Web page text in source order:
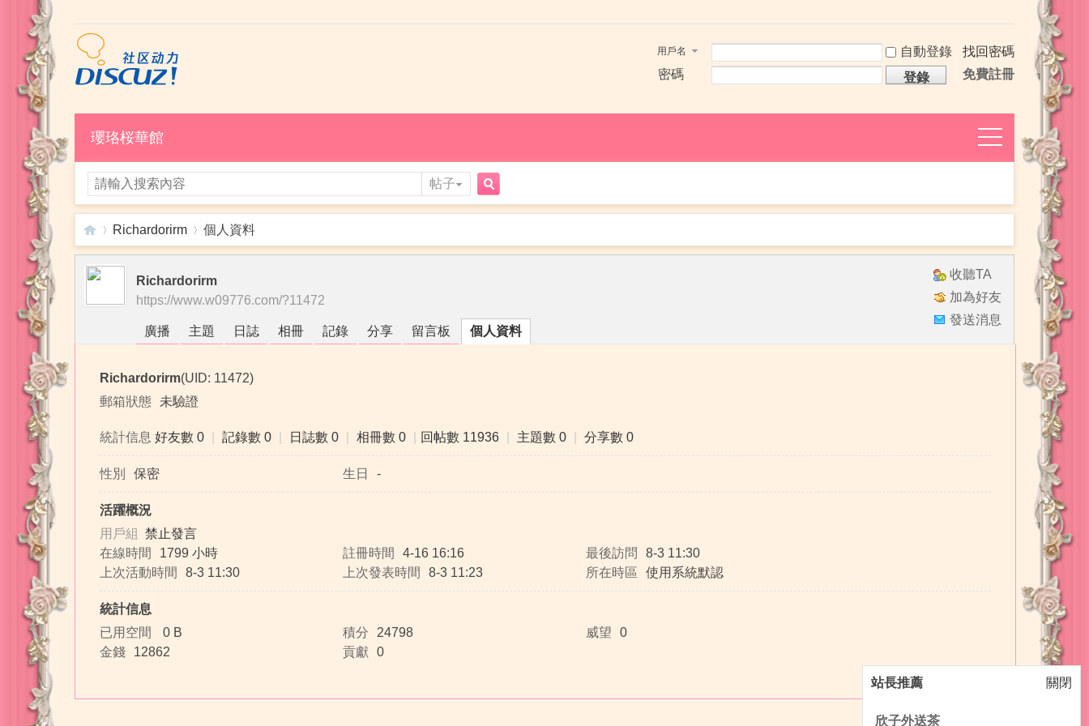
用戶名 自動登錄
找回密碼
密碼
登錄 免費註冊
瓔珞桜華館
帖子
搜
Richardorirm
›
個人資料
收聽TA
加為好友
發送消息
Richardorirm
https://www.w09776.com/?11472
廣播 主題 日誌 相冊 記錄 分享 留言板 個人資料
Richardorirm(UID: 11472)
郵箱狀態
未驗證
統計信息 好友數 0 記錄數 0 日誌數 0 相冊數 0 回帖數 11936 主題數 0 分享數 0
性別 保密 生日 -
活躍概況
用戶組 禁止發言
在線時間
1799 小時 註冊時間 4-16 16:16 最後訪問
8-3 11:30
上次活動時間
8-3 11:30 上次發表時間 8-3 11:23 所在時區 使用系統默認
統計信息
已用空間
0 B 積分 24798 威望
0
金錢
12862 貢獻 0
關閉
站長推薦
欣子外送茶